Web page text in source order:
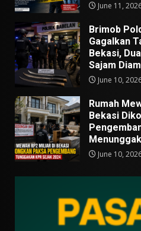
June 11,
Brimob
Gagalkan
Bekasi,
Sajam
June 10,
Rumah
Bekasi
June 10,